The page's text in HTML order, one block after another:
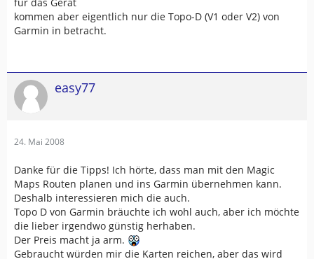
kommen aber eigentlich nur die Topo-D (V1 oder V2) von
Garmin in betracht.
easy77
24. Mai 2008
Danke für die Tipps! Ich hörte, dass man mit den Magic
Maps Routen planen und ins Garmin übernehmen kann.
Deshalb interessieren mich die auch.
Topo D von Garmin bräuchte ich wohl auch, aber ich möchte
die lieber irgendwo günstig herhaben.
Der Preis macht ja arm.
Gebraucht würden mir die Karten reichen, aber das wird